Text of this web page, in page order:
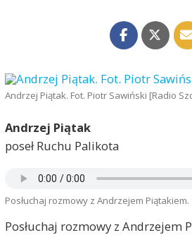
Andrzej Piątak. Fot. Piotr Sawiński [Radio
Andrzej Piątak
poseł Ruchu Palikota
Posłuchaj rozmowy z Andrzejem Piątakiem.
Posłuchaj rozmowy z Andrzejem